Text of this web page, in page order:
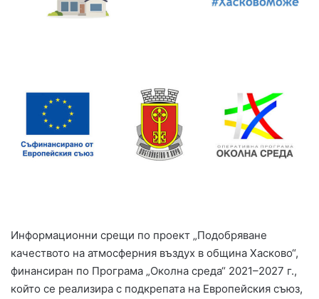
Информационни срещи по проект „Подобряване
качеството на атмосферния въздух в община Хасково“,
финансиран по Програма „Околна среда“ 2021–2027 г.,
който се реализира с подкрепата на Европейския съюз,